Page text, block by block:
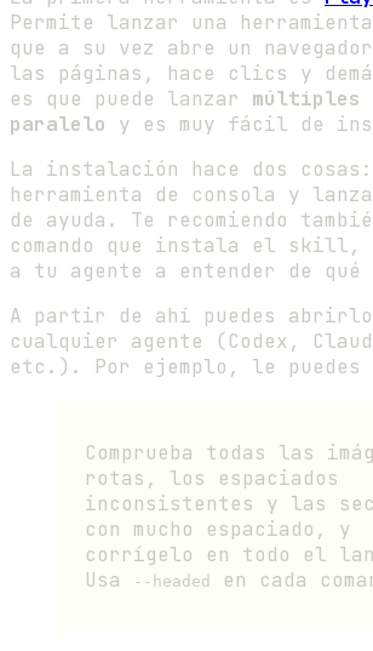
Permite lanzar una
que a su vez abre un
las páginas, hace clics y
es que puede lanzar múltiples
paralelo y es muy fácil de
La instalación hace dos
herramienta de consola y lanza
de ayuda. Te recomiendo
comando que instala el skill,
a tu agente a entender de
A partir de ahí puedes abrirlo
cualquier agente (Codex,
etc.). Por ejemplo, le puedes
Comprueba todas las
rotas, los espaciados
inconsistentes y las
con mucho espaciado, y
corrígelo en todo el
Usa
--headed en cada